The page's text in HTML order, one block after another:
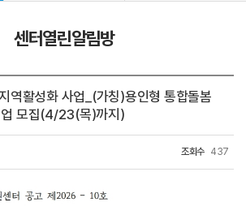
센터열린알림방
역활성화 사업_(가칭)용인형 통합돌봄
업 모집(4/23(목)까지)
조회수 437